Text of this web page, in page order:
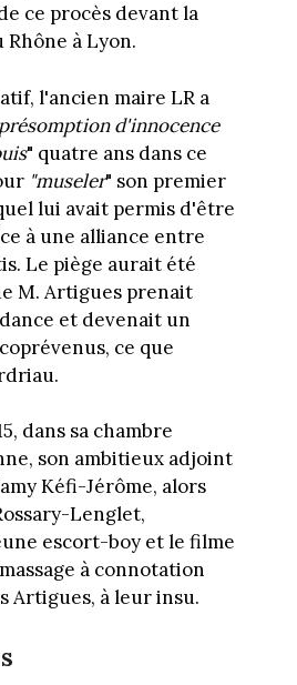
ce procès devant la
à Lyon.
l'ancien maire LR a
présomption d'innocence
" quatre ans dans ce
"museler" son premier
lui avait permis d'être
à une alliance entre
Le piège aurait été
M. Artigues prenait
et devenait un
ce que
dans sa chambre
son ambitieux adjoint
Kéfi-Jérôme, alors
Lenglet,
escort-boy et le filme
à connotation
Artigues, à leur insu.